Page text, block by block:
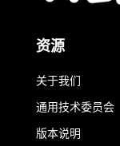
资源
关于我们
通用技术委员会
版本说明